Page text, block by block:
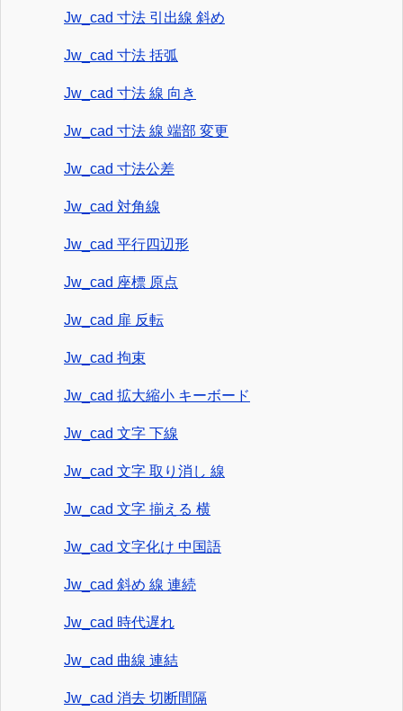
Jw_cad 寸法 引出線 斜め
Jw_cad 寸法 括弧
Jw_cad 寸法 線 向き
Jw_cad 寸法 線 端部 変更
Jw_cad 寸法公差
Jw_cad 対角線
Jw_cad 平行四辺形
Jw_cad 座標 原点
Jw_cad 扉 反転
Jw_cad 拘束
Jw_cad 拡大縮小 キーボード
Jw_cad 文字 下線
Jw_cad 文字 取り消し 線
Jw_cad 文字 揃える 横
Jw_cad 文字化け 中国語
Jw_cad 斜め 線 連続
Jw_cad 時代遅れ
Jw_cad 曲線 連結
Jw_cad 消去 切断間隔